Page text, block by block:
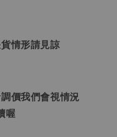
情形請見諒
價我們會視情況
喔